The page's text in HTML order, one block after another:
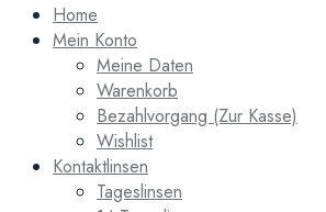
Home
Mein Konto
Meine Daten
Warenkorb
Bezahlvorgang (Zur Kasse)
Wishlist
Kontaktlinsen
Tageslinsen